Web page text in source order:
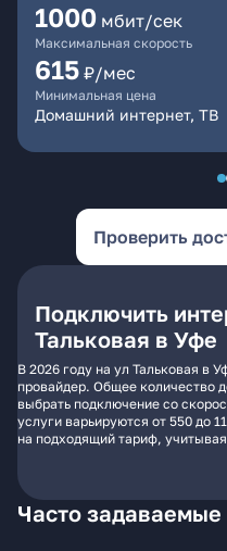
1000 мбит/сек
Максимальная скорость
615 ₽/мес
Минимальная цена
Домашний интернет, ТВ
Проверить
Подключить
Тальковая в Уфе
В 2026 году на ул Тальковая в
провайдер. Общее количество
выбрать подключение со
услуги варьируются от 550 до
на подходящий тариф,
Часто